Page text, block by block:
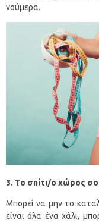
νούμερα.
3. Το σπίτι/ο χώρος
Μπορεί να μην το
είναι όλα ένα χάλι,